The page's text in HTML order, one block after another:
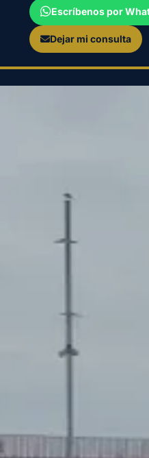
Escríbenos por
Dejar mi consulta